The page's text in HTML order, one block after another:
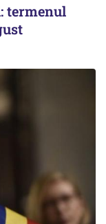
termenul